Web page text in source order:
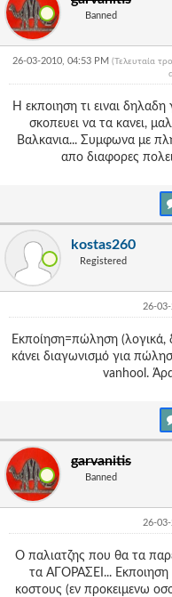
Banned
26-03-2010, 04:53 PM (Τελευταία
Η εκποιηση τι ειναι
σκοπευει να τα κανει,
Βαλκανια... Συμφωνα με
απο διαφορες
kostas260
Registered
26-
Eκποίηση=πώληση (λογικά,
κάνει διαγωνισμό για
vanhool.
garvanitis
Banned
26-
Ο παλιατζης που θα τα
τα ΑΓΟΡΑΣΕΙ... Εκποιηση
κοστους (εν προκειμενω